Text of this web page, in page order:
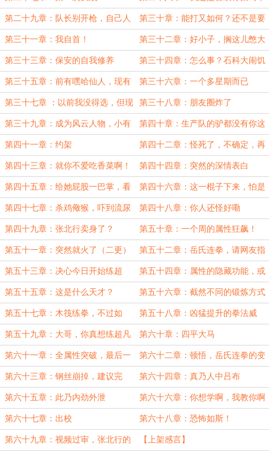
驯的样子，你恢复一下
第二十九章：队长别开枪，自己人 第三十章：能打又如何？还不是要
跪在地上求我不要死
第三十一章：我自首！ 第三十二章：好小子，搁这儿憋大
的是吧！
第三十三章：保安的自我修养 第三十四章：怎么事？石科大闹饥
荒了？
第三十五章：前有嘿哈仙人，现有
战神保安。
第三十六章：一个多星期而已
第三十七章 ：以前我没得选，但现
在，我想当个学生
第三十八章：朋友圈炸了
第三十九章：成为风云人物，小有
名气
第四十章：生产队的驴都没有你这
么拼
第四十一章：约架 第四十二章：怪死了，不确定，再
看一眼
第四十三章：就你不爱吃香菜啊！ 第四十四章：突然的深情表白
第四十五章：给她屁股一巴掌，看
她还发不发癫
第四十六章：这一棍子下来，怕是
要遭老罪喽
第四十七章：杀鸡儆猴，吓到流尿
的陈柔柔
第四十八章：你人还怪好嘞
第四十九章：张北行卖身了？ 第五十章：一个周的属性狂飙！
第五十一章：突然就火了（二更） 第五十二章：岳氏连拳，请网友指
教（三更）
第五十三章：决心今日开始练超
凡！（四更）
第五十四章：属性的隐藏功能，或
许这就是挂狗吧
第五十五章：这是什么天才？ 第五十六章：截然不同的锻炼方式
第五十七章：木筏练拳，不过如
此！
第五十八章：凶猛提升的拳法威
力，上钢索！
第五十九章：大哥，你真想练超凡
啊？
第六十章：四平大马
第六十一章：全属性突破，最后一
搏！
第六十二章：顿悟，岳氏连拳的变
化！
第六十三章：钢丝崩掉，建议完
成，行走如龙！
第六十四章：真乃人中吕布
第六十五章：此乃内劲外泄 第六十六章：你想学啊，我教你啊
第六十七章：出校 第六十八章：恐怖如斯！
第六十九章：视频过审，张北行的 【上架感言】